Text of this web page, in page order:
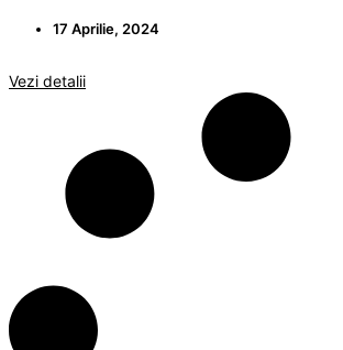
17 Aprilie, 2024
Vezi detalii